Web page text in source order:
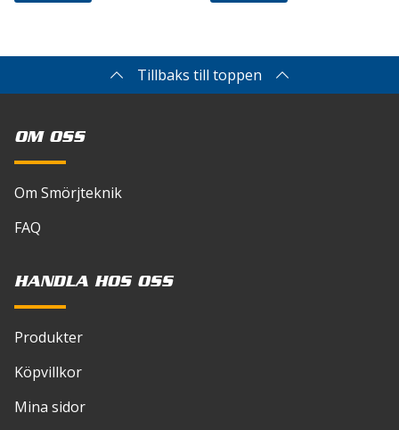
Spara mitt namn, min e-postadress och
skriver en kommentar.
Tillbaks till toppen
OM OSS
Om Smörjteknik
FAQ
HANDLA HOS OSS
Produkter
Köpvillkor
Mina sidor